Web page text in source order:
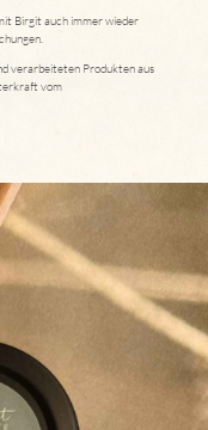
Birgit auch immer wieder
verarbeiteten Produkten aus
vom